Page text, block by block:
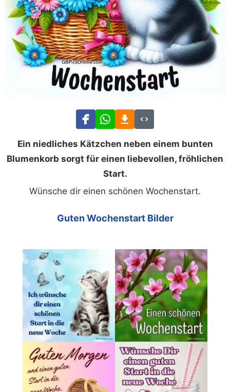
Ein niedliches Kätzchen neben einem bunten
Blumenkorb sorgt für einen liebevollen, fröhlichen
Start.
Wünsche dir einen schönen Wochenstart.
Guten Wochenstart Bilder